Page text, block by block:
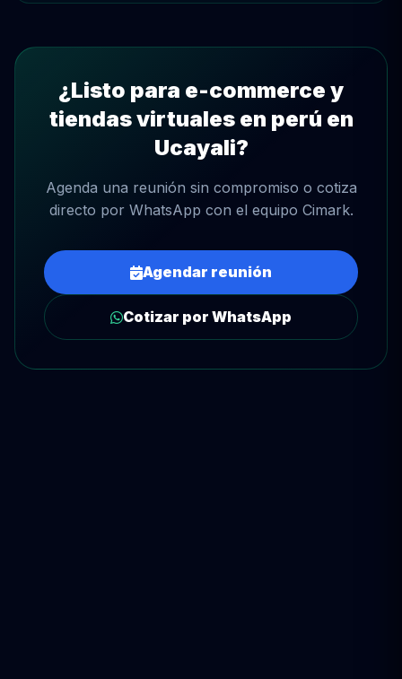
¿Listo para e-commerce y
tiendas virtuales en perú en
Ucayali?
Agenda una reunión sin compromiso o cotiza
directo por WhatsApp con el equipo Cimark.
Agendar reunión
Cotizar por WhatsApp